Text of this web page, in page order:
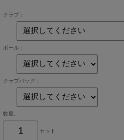
クラブ：
ボール：
クラブバッグ：
数量:
セット